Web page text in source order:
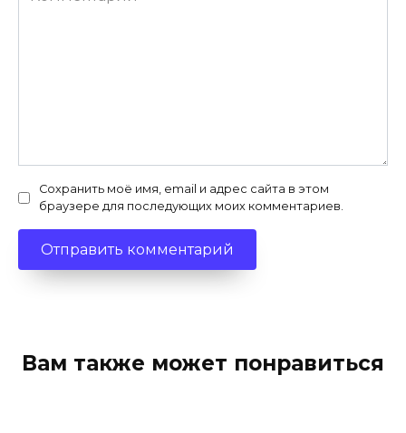
Сохранить моё имя, email и адрес сайта в этом
браузере для последующих моих комментариев.
Вам также может понравиться